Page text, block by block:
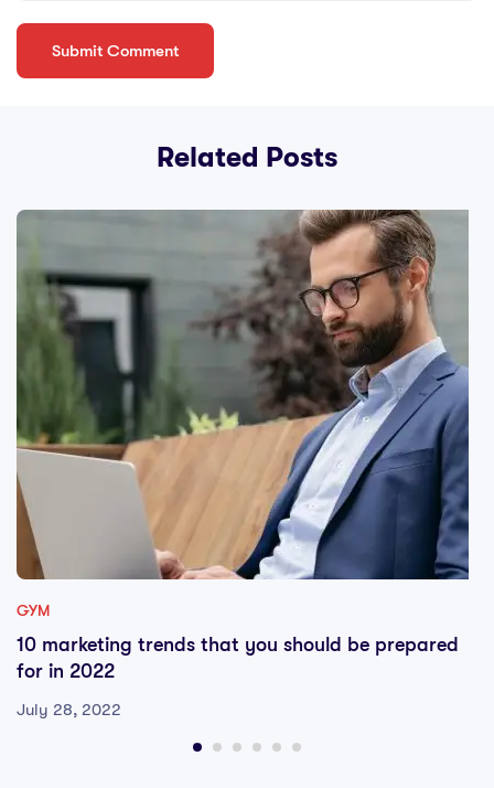
Related Posts
GYM
10 marketing trends that you should be prepared
for in 2022
July 28, 2022